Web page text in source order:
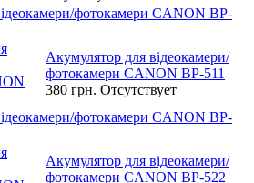
фотокамери CANON BP-
Акумулятор для відеокамери/
фотокамери CANON BP-511
380 грн. Отсутствует
фотокамери CANON BP-
Акумулятор для відеокамери/
фотокамери CANON BP-522